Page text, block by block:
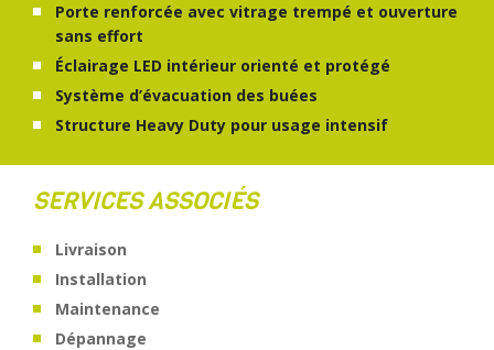
Porte renforcée avec vitrage trempé et ouverture
sans effort
Éclairage LED intérieur orienté et protégé
Système d’évacuation des buées
Structure Heavy Duty pour usage intensif
SERVICES ASSOCIÉS
Livraison
Installation
Maintenance
Dépannage